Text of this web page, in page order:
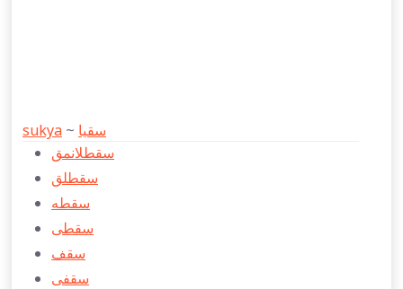
sukya ~ سقيا
سقطلانمق
سقطلق
سقطه
سقطی
سقف
سقفی